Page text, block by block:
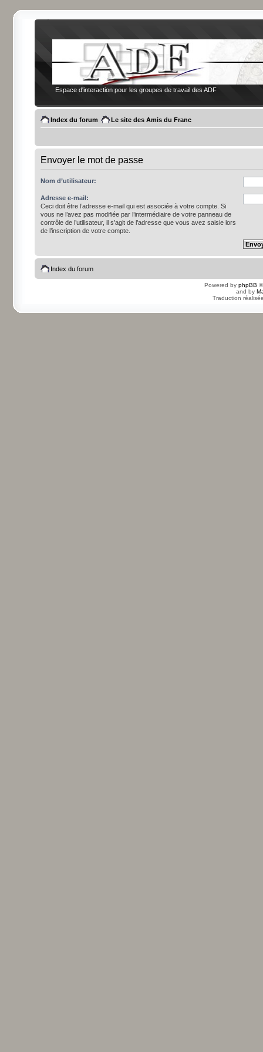
Espace d'interaction pour les groupes de travail des ADF
Index du forum Le site des Amis du Franc
Envoyer le mot de passe
Nom d’utilisateur:
Adresse e-mail:
Ceci doit être l’adresse e-mail qui est associée à votre compte. Si
vous ne l’avez pas modifiée par l’intermédiaire de votre panneau de
contrôle de l’utilisateur, il s’agit de l’adresse que vous avez saisie lors
de l’inscription de votre compte.
Index du forum
Powered by phpBB
and by
Traduction